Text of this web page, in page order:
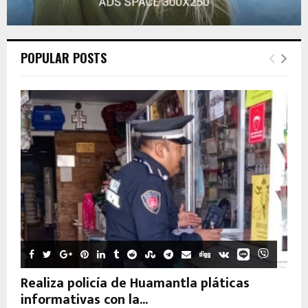
POPULAR POSTS
Realiza policía de Huamantla pláticas
informativas con la...